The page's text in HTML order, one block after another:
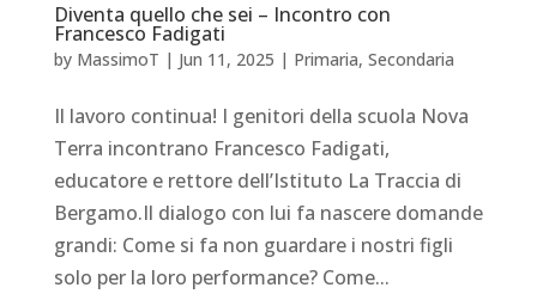
Diventa quello che sei – Incontro con
Francesco Fadigati
by MassimoT | Jun 11, 2025 | Primaria, Secondaria
Il lavoro continua! I genitori della scuola Nova
Terra incontrano Francesco Fadigati,
educatore e rettore dell’Istituto La Traccia di
Bergamo.Il dialogo con lui fa nascere domande
grandi: Come si fa non guardare i nostri figli
solo per la loro performance? Come...